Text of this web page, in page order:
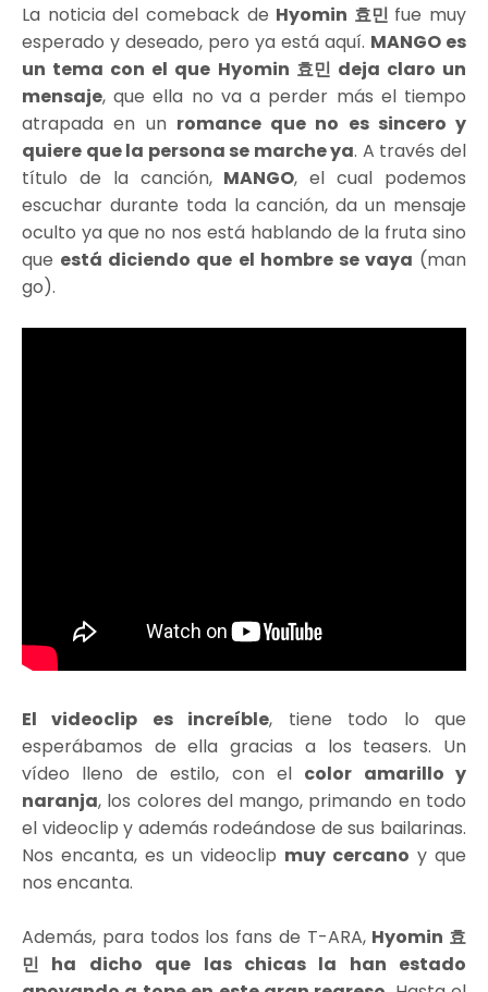
La noticia del comeback de Hyomin 효민 fue muy
esperado y deseado, pero ya está aquí. MANGO es
un tema con el que Hyomin 효민 deja claro un
mensaje, que ella no va a perder más el tiempo
atrapada en un romance que no es sincero y
quiere que la persona se marche ya. A través del
título de la canción, MANGO, el cual podemos
escuchar durante toda la canción, da un mensaje
oculto ya que no nos está hablando de la fruta sino
que está diciendo que el hombre se vaya (man
go).
El videoclip es increíble, tiene todo lo que
esperábamos de ella gracias a los teasers. Un
vídeo lleno de estilo, con el color amarillo y
naranja, los colores del mango, primando en todo
el videoclip y además rodeándose de sus bailarinas.
Nos encanta, es un videoclip muy cercano y que
nos encanta.
Además, para todos los fans de T-ARA, Hyomin 효
민 ha dicho que las chicas la han estado